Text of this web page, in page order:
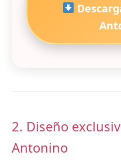
2. Diseño
Antonino